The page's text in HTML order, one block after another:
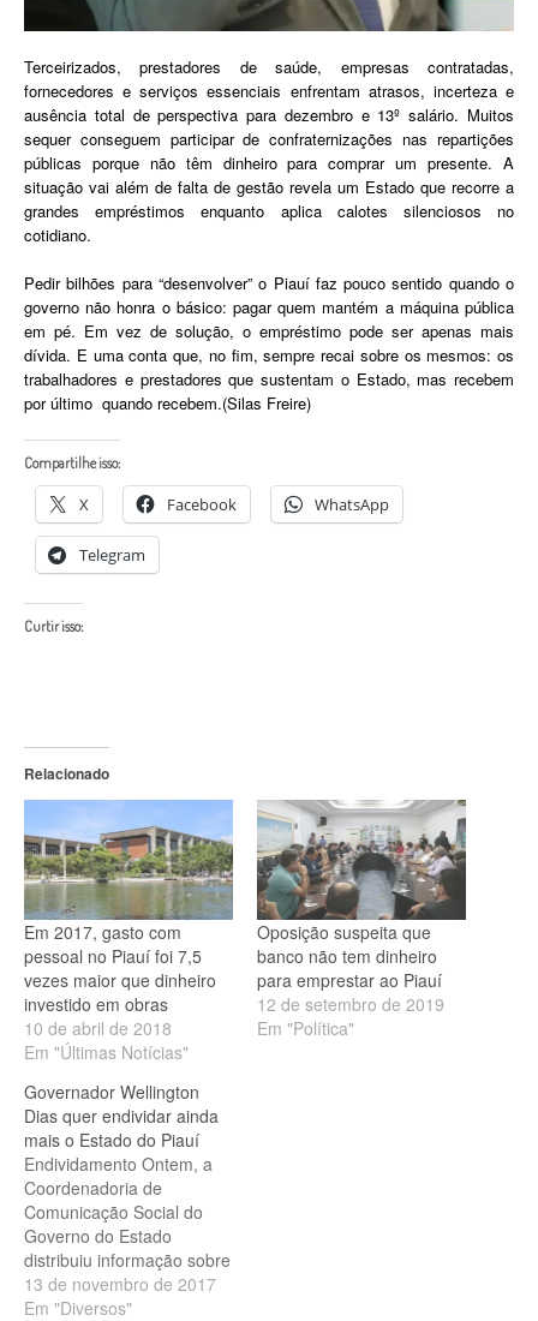
Terceirizados, prestadores de saúde, empresas contratadas,
fornecedores e serviços essenciais enfrentam atrasos, incerteza e
ausência total de perspectiva para dezembro e 13º salário. Muitos
sequer conseguem participar de confraternizações nas repartições
públicas porque não têm dinheiro para comprar um presente. A
situação vai além de falta de gestão revela um Estado que recorre a
grandes empréstimos enquanto aplica calotes silenciosos no
cotidiano.
Pedir bilhões para “desenvolver” o Piauí faz pouco sentido quando o
governo não honra o básico: pagar quem mantém a máquina pública
em pé. Em vez de solução, o empréstimo pode ser apenas mais
dívida. E uma conta que, no fim, sempre recai sobre os mesmos: os
trabalhadores e prestadores que sustentam o Estado, mas recebem
por último quando recebem.(Silas Freire)
Compartilhe isso:
X Facebook WhatsApp
Telegram
Curtir isso:
Relacionado
Em 2017, gasto com
pessoal no Piauí foi 7,5
vezes maior que dinheiro
investido em obras
10 de abril de 2018
Em "Últimas Notícias"
Oposição suspeita que
banco não tem dinheiro
para emprestar ao Piauí
12 de setembro de 2019
Em "Política"
Governador Wellington
Dias quer endividar ainda
mais o Estado do Piauí
Endividamento Ontem, a
Coordenadoria de
Comunicação Social do
Governo do Estado
distribuiu informação sobre
a elevada capacidade de
endividamento do Estado.
13 de novembro de 2017
Em "Diversos"